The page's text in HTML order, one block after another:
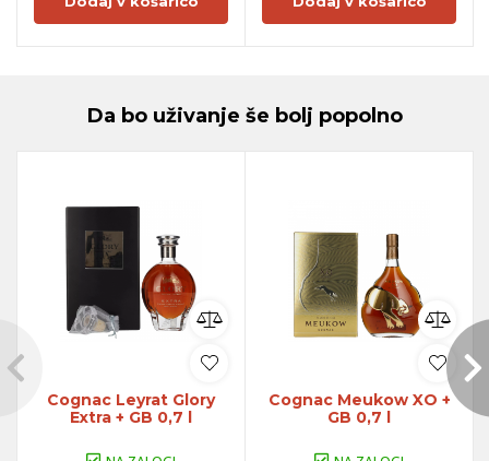
Da bo uživanje še bolj popolno
Cognac Leyrat Glory
Extra + GB 0,7 l
Cognac Meukow XO +
GB 0,7 l